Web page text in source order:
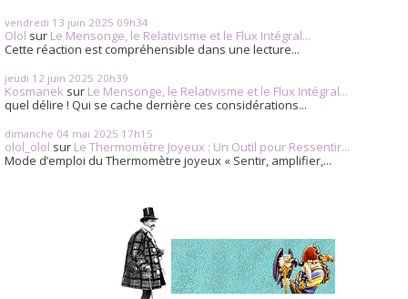
vendredi 13 juin 2025 09h34
Olol sur Le Mensonge, le Relativisme et le Flux Intégral...
Cette réaction est compréhensible dans une lecture...
jeudi 12 juin 2025 20h39
Kosmanek sur Le Mensonge, le Relativisme et le Flux Intégral...
quel délire ! Qui se cache derrière ces considérations...
dimanche 04 mai 2025 17h15
olol_olol sur Le Thermomètre Joyeux : Un Outil pour Ressentir...
Mode d’emploi du Thermomètre joyeux « Sentir, amplifier,...